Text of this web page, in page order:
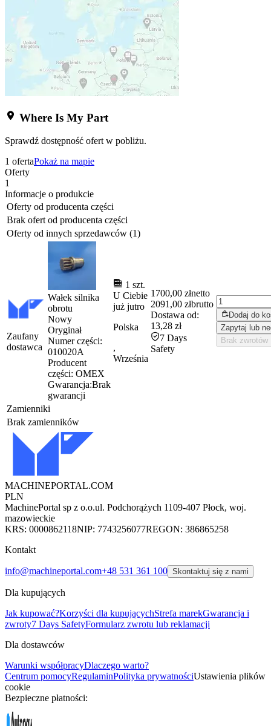
Where Is My Part
Sprawdź dostępność ofert w pobliżu.
1 ofertaPokaż na mapie
Oferty
1
Informacje o produkcie
Oferty od producenta części
Brak ofert od producenta części
Oferty od innych sprzedawców (1)
Zaufany
dostawca
Wałek silnika
obrotu
Nowy
Oryginał
Numer części:
010020A
Producent
części: OMEX
Gwarancja:Brak
gwarancji
1 szt.
U Ciebie
już jutro
Polska
,
Września
1700,00 złnetto
2091,00 złbrutto
Dostawa od:
13,28 zł
7 Days
Safety
Dodaj do
Zapytaj lub
Brak zwrotów
Zamienniki
Brak zamienników
MACHINEPORTAL.COM
PLN
MachinePortal sp z o.o.ul. Podchorążych 1109-407 Płock, woj.
mazowieckie
KRS: 0000862118NIP: 7743256077REGON: 386865258
Kontakt
info@machineportal.com+48 531 361 100 Skontaktuj się z nami
Dla kupujących
Jak kupować?Korzyści dla kupującychStrefa marekGwarancja i
zwroty7 Days SafetyFormularz zwrotu lub reklamacji
Dla dostawców
Warunki współpracyDlaczego warto?
Centrum pomocyRegulaminPolityka prywatnościUstawienia plików
cookie
Bezpieczne płatności: